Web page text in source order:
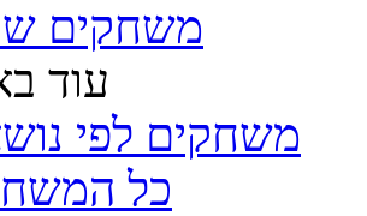
משחקים
עוד
משחקים לפי
כל